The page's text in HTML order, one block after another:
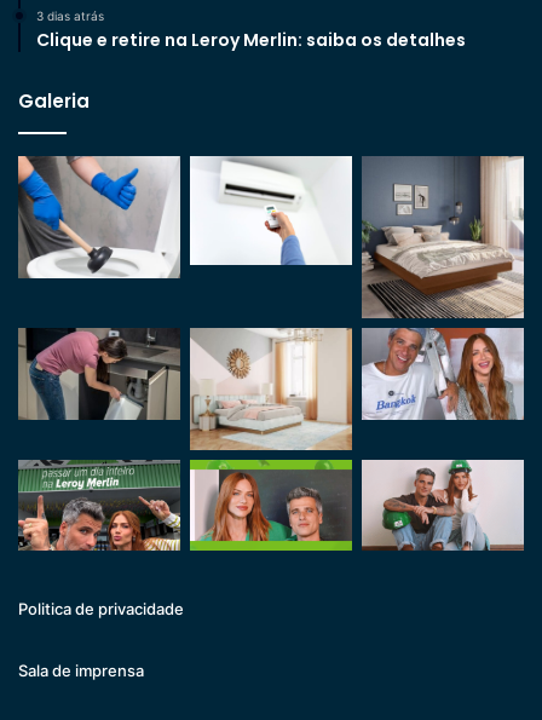
3 dias atrás
Clique e retire na Leroy Merlin: saiba os detalhes
Galeria
Politica de privacidade
Sala de imprensa